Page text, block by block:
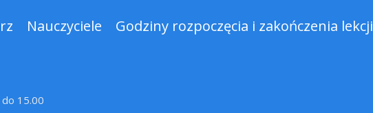
Nauczyciele Godziny rozpoczęcia i zakończenia lekcji
15.00